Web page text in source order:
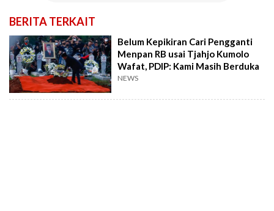
BERITA TERKAIT
Belum Kepikiran Cari Pengganti
Menpan RB usai Tjahjo Kumolo
Wafat, PDIP: Kami Masih Berduka
NEWS